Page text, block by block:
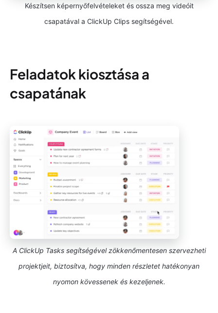
Készítsen képernyőfelvételeket és ossza meg videóit
csapatával a ClickUp Clips segítségével.
Feladatok kiosztása a
csapatának
A ClickUp Tasks segítségével zökkenőmentesen szervezheti
projektjeit, biztosítva, hogy minden részletet hatékonyan
nyomon kövessenek és kezeljenek.